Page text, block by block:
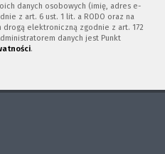
danych osobowych (imię, adres e-
z art. 6 ust. 1 lit. a RODO oraz na
drogą elektroniczną zgodnie z art. 172
danych jest Punkt
.